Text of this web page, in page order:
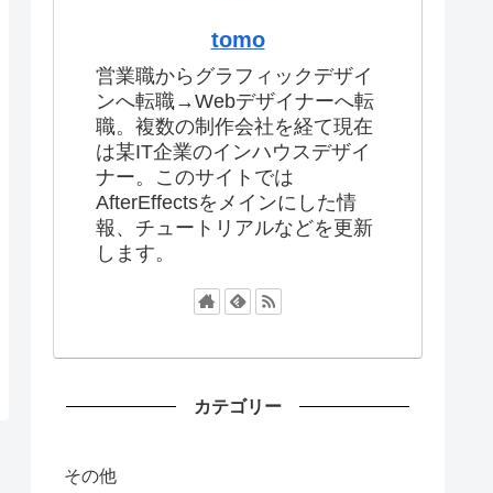
tomo
営業職からグラフィックデザイ
ンへ転職→Webデザイナーへ転
職。複数の制作会社を経て現在
は某IT企業のインハウスデザイ
ナー。このサイトでは
AfterEffectsをメインにした情
報、チュートリアルなどを更新
します。
カテゴリー
その他